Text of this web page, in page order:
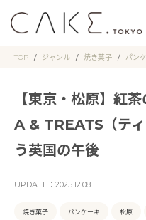
TOP ジャンル 焼き菓子 パン
【東京・松原】紅
A & TREATS（テ
う英国の午後
UPDATE： 2025.12.08
焼き菓子 パンケーキ 松原